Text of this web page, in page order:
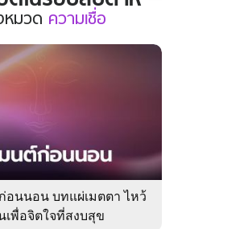
หมวด ความเชื่อ
นนอน บทแผ่เมตตา ไหว้
พื่อจิตใจที่สงบสุข